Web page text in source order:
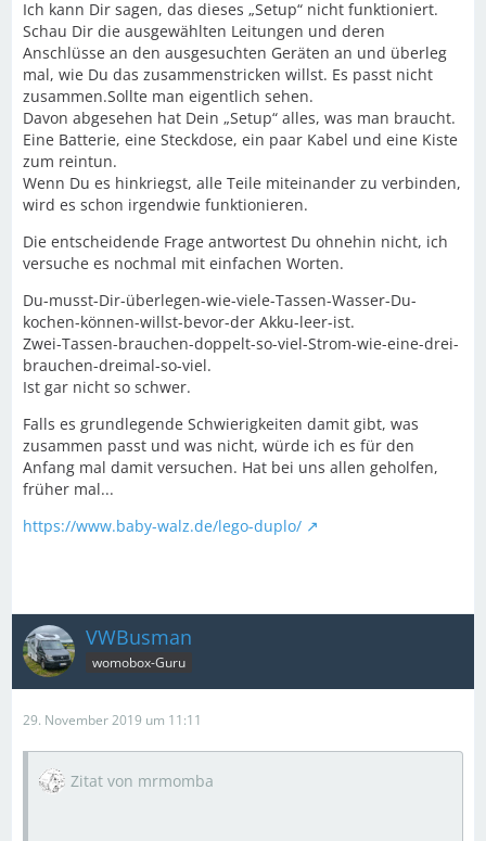
AiABEgJUefD_BwE
20 Ampere Sicherung:
https://www.ebay.de/itm/Sinus-Live…
OcAAOSwwc1Z3izc
Kabel:
https://www.ebay.de/itm/Batterieka…
quno8plIWkJ8v5A
Munitionskiste:
P5cJiEgnIlQyImA
Ich kann Dir sagen, das dieses „Setup“ nicht funktioniert.
Schau Dir die ausgewählten Leitungen und deren
Anschlüsse an den ausgesuchten Geräten an und überleg
mal, wie Du das zusammenstricken willst. Es passt nicht
zusammen.Sollte man eigentlich sehen.
Davon abgesehen hat Dein „Setup“ alles, was man braucht.
Eine Batterie, eine Steckdose, ein paar Kabel und eine Kiste
zum reintun.
Wenn Du es hinkriegst, alle Teile miteinander zu verbinden,
wird es schon irgendwie funktionieren.
Die entscheidende Frage antwortest Du ohnehin nicht, ich
versuche es nochmal mit einfachen Worten.
Du-musst-Dir-überlegen-wie-viele-Tassen-Wasser-Du-
kochen-können-willst-bevor-der Akku-leer-ist.
Zwei-Tassen-brauchen-doppelt-so-viel-Strom-wie-eine-drei-
brauchen-dreimal-so-viel.
Ist gar nicht so schwer.
Falls es grundlegende Schwierigkeiten damit gibt, was
zusammen passt und was nicht, würde ich es für den
Anfang mal damit versuchen. Hat bei uns allen geholfen,
früher mal...
https://www.baby-walz.de/lego-duplo/
VWBusman
womobox-Guru
29. November 2019 um 11:11
Zitat von mrmomba